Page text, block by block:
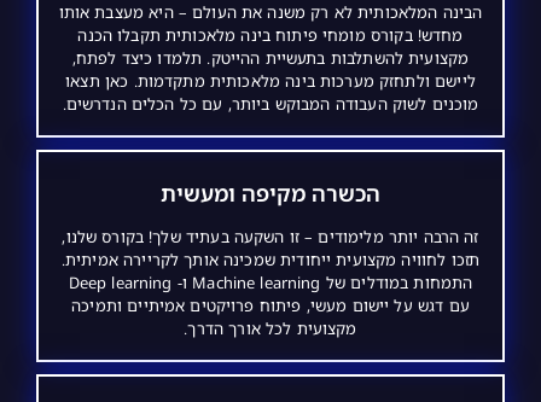
הבינה המלאכותית לא רק משנה את העולם – היא מעצבת אותו
מחדש! בקורס מומחי פיתוח בינה מלאכותית תקבלו הכנה
מקצועית להשתלבות בתעשיית ההייטק. תלמדו כיצד לפתח,
ליישם ולתחזק מערכות בינה מלאכותית מתקדמות. כאן תצאו
מוכנים לשוק העבודה המבוקש ביותר, עם כל הכלים הנדרשים.
הכשרה מקיפה ומעשית
זה הרבה יותר מלימודים – זו השקעה בעתיד שלך! בקורס שלנו,
תזכו לחוויה מקצועית ייחודית שמכינה אותך לקריירה אמיתית.
התמחות במודלים של Machine learning ו- Deep learning
עם דגש על יישום מעשי, פיתוח פרויקטים אמיתיים ותמיכה
מקצועית לכל אורך הדרך.